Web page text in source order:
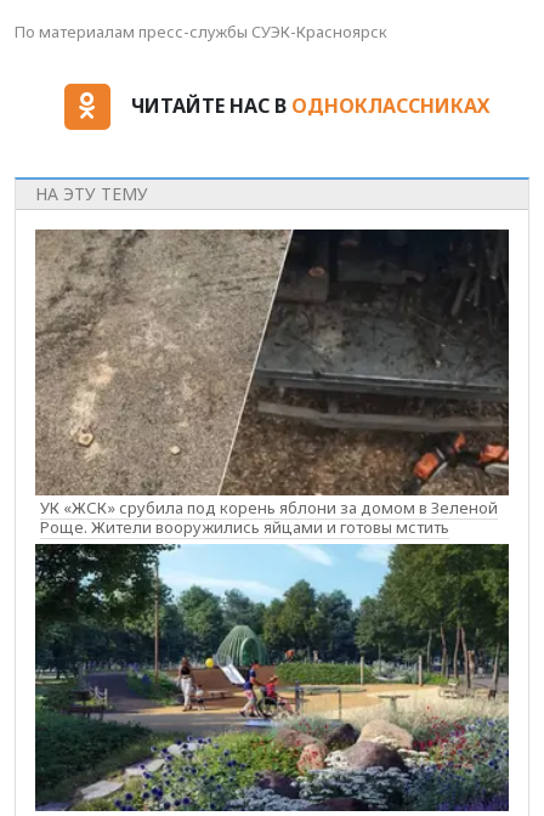
По материалам пресс-службы СУЭК-Красноярск
ЧИТАЙТЕ НАС В ОДНОКЛАССНИКАХ
НА ЭТУ ТЕМУ
УК «ЖСК» срубила под корень яблони за домом в Зеленой
Роще. Жители вооружились яйцами и готовы мстить